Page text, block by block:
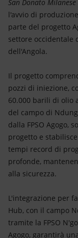
San Donato
l'avvio di
parte del progetto
settore occidentale
dell'Angola.
Il progetto
pozzi di iniezione,
60.000 barili di olio
del campo di
dalla FPSO Agogo,
progetto e
tempi record di
profonde,
alla sicurezza.
L'integrazione per
Hub, con il campo
tramite la FPSO
Agogo, garantirà